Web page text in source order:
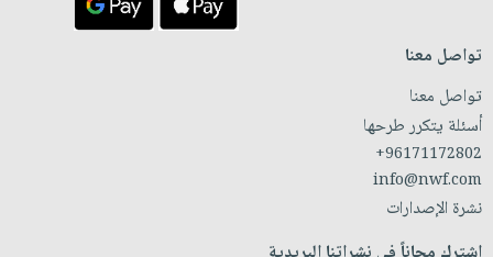
تواصل معنا
تواصل معنا
أسئلة يتكرر طرحها
+96171172802
info@nwf.com
نشرة الإصدارات